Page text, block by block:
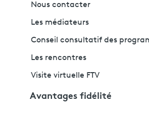
Nous contacter
Les médiateurs
Conseil consultatif des
Les rencontres
Visite virtuelle FTV
Avantages fidélité